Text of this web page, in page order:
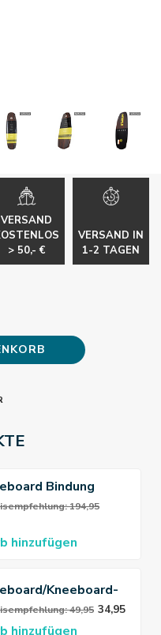
VERSAND
> 50,- €
VERSAND IN
1-2 TAGEN
Bindung
194,95
hinzufügen
Kneeboard-
49,95 34,95
hinzufügen